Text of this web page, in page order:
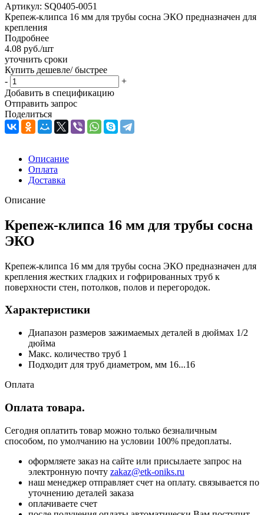
Артикул: SQ0405-0051
Крепеж-клипса 16 мм для трубы сосна ЭКО предназначен для
крепления
Подробнее
4.08 руб./шт
уточнить сроки
Купить дешевле/ быстрее
-
+
Добавить в спецификацию
Отправить запрос
Поделиться
Описание
Оплата
Доставка
Описание
Крепеж-клипса 16 мм для трубы сосна
ЭКО
Крепеж-клипса 16 мм для трубы сосна ЭКО предназначен для
крепления жестких гладких и гофрированных труб к
поверхности стен, потолков, полов и перегородок.
Характеристики
Диапазон размеров зажимаемых деталей в дюймах 1/2
дюйма
Макс. количество труб 1
Подходит для труб диаметром, мм 16...16
Оплата
Оплата товара.
Сегодня оплатить товар можно только безналичным
способом, по умолчанию на условии 100% предоплаты.
оформляете заказ на сайте или присылаете запрос на
электронную почту zakaz@etk-oniks.ru
наш менеджер отправляет счет на оплату. связывается по
уточнению деталей заказа
оплачиваете счет